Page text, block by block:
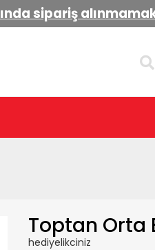
sipariş
Toptan Orta
hediyelikciniz